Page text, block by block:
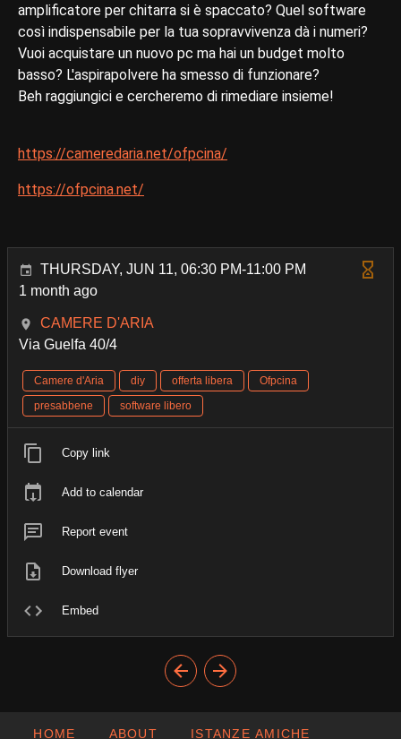
amplificatore per chitarra si è spaccato? Quel software
così indispensabile per la tua sopravvivenza dà i numeri?
Vuoi acquistare un nuovo pc ma hai un budget molto
basso? L'aspirapolvere ha smesso di funzionare?
Beh raggiungici e cercheremo di rimediare insieme!
https://cameredaria.net/ofpcina/
https://ofpcina.net/
THURSDAY, JUN 11, 06:30 PM-11:00 PM
1 month ago
CAMERE D'ARIA
Via Guelfa 40/4
Camere d'Aria diy offerta libera
Ofpcina
presabbene
software libero
Copy link
Add to calendar
Report event
Download flyer
Embed
HOME ABOUT ISTANZE AMICHE